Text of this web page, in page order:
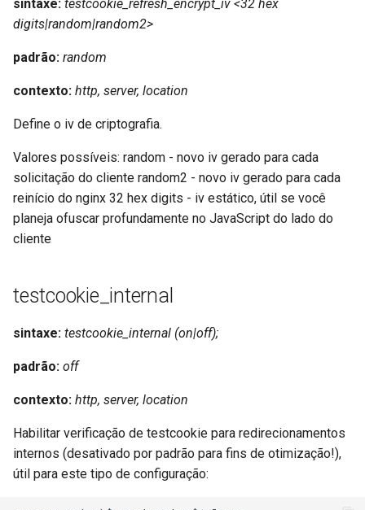
sintaxe: testcookie_refresh_encrypt_iv <32 hex
digits|random|random2>
padrão: random
contexto: http, server, location
Define o iv de criptografia.
Valores possíveis: random - novo iv gerado para cada
solicitação do cliente random2 - novo iv gerado para cada
reinício do nginx 32 hex digits - iv estático, útil se você
planeja ofuscar profundamente no JavaScript do lado do
cliente
testcookie_internal
sintaxe: testcookie_internal (on|off);
padrão: off
contexto: http, server, location
Habilitar verificação de testcookie para redirecionamentos
internos (desativado por padrão para fins de otimização!),
útil para este tipo de configuração: